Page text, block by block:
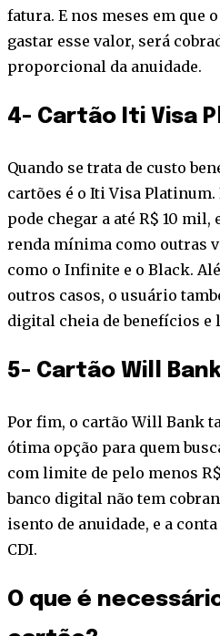
fatura. E nos meses em que
gastar esse valor, será
proporcional da anuidade.
4- Cartão Iti Visa
Quando se trata de custo
cartões é o Iti Visa
pode chegar a até R$ 10 mil,
renda mínima como outras
como o Infinite e o Black.
outros casos, o usuário
digital cheia de benefícios e
5- Cartão Will
Por fim, o cartão Will Bank
ótima opção para quem
com limite de pelo menos
banco digital não tem
isento de anuidade, e a
CDI.
O que é